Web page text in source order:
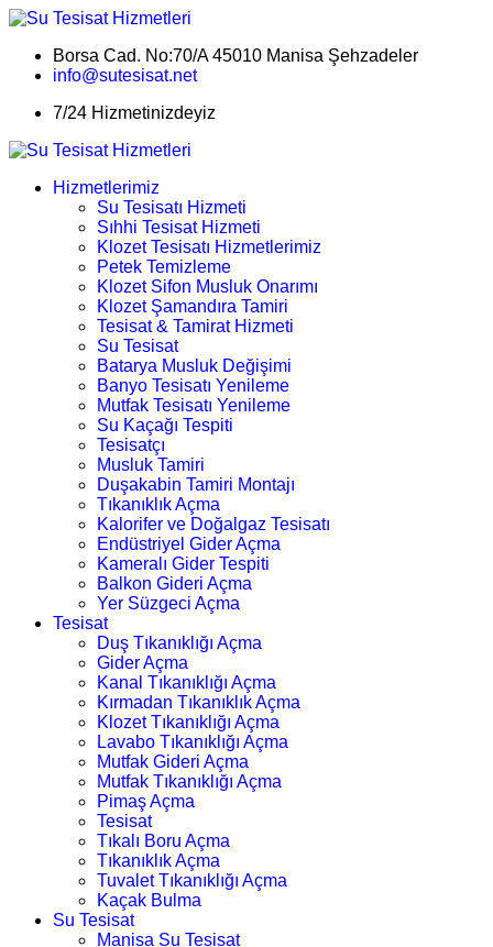
Borsa Cad. No:70/A 45010 Manisa Şehzadeler
info@sutesisat.net
7/24 Hizmetinizdeyiz
Hizmetlerimiz
Su Tesisatı Hizmeti
Sıhhi Tesisat Hizmeti
Klozet Tesisatı Hizmetlerimiz
Petek Temizleme
Klozet Sifon Musluk Onarımı
Klozet Şamandıra Tamiri
Tesisat & Tamirat Hizmeti
Su Tesisat
Batarya Musluk Değişimi
Banyo Tesisatı Yenileme
Mutfak Tesisatı Yenileme
Su Kaçağı Tespiti
Tesisatçı
Musluk Tamiri
Duşakabin Tamiri Montajı
Tıkanıklık Açma
Kalorifer ve Doğalgaz Tesisatı
Endüstriyel Gider Açma
Kameralı Gider Tespiti
Balkon Gideri Açma
Yer Süzgeci Açma
Tesisat
Duş Tıkanıklığı Açma
Gider Açma
Kanal Tıkanıklığı Açma
Kırmadan Tıkanıklık Açma
Klozet Tıkanıklığı Açma
Lavabo Tıkanıklığı Açma
Mutfak Gideri Açma
Mutfak Tıkanıklığı Açma
Pimaş Açma
Tesisat
Tıkalı Boru Açma
Tıkanıklık Açma
Tuvalet Tıkanıklığı Açma
Kaçak Bulma
Su Tesisat
Manisa Su Tesisat